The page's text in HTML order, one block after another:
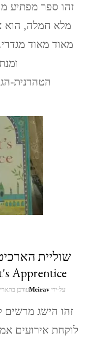
זהו ספר מפתיע
מלא חמלה, הוא
מאוד מאוד
הטהרנית-
Apprentice
על-ידי Meiravעודכן
זהו הישג
לוקחת אירועים